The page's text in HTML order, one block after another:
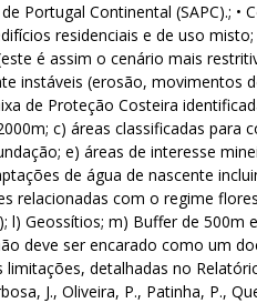
Portugal Continental (SAPC).; •
residenciais e de uso
é assim o cenário mais
instáveis (erosão, movimentos
de Proteção Costeira
c) áreas classificadas
e) áreas de interesse
de água de nascente
relacionadas com o regime
l) Geossítios; m) Buffer de
deve ser encarado como um
limitações, detalhadas no
J., Oliveira, P., Patinha, P.,